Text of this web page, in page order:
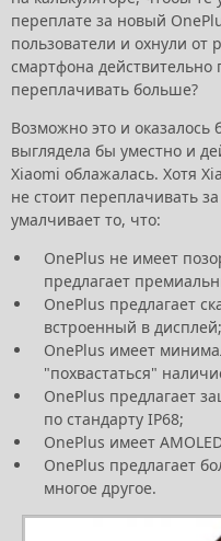
переплате за новый
пользователи и охнули от
смартфона
переплачивать больше?
Возможно это и оказалось
выглядела бы уместно и
Xiaomi облажалась. Хотя
не стоит переплачивать
умалчивает то, что:
OnePlus не имеет
предлагает
OnePlus предлагает
встроенный в дисплей;
OnePlus имеет
"похвастаться"
OnePlus предлагает
по стандарту IP68;
OnePlus имеет
OnePlus предлагает
многое другое.